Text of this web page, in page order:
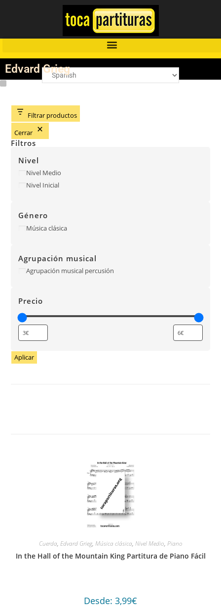
Edvard Grieg
Filtrar productos
Cerrar
Filtros
Nivel
Nivel Medio
Nivel Inicial
Género
Música clásica
Agrupación musical
Agrupación musical percusión
Precio
Aplicar
Cuerda, Edvard Grieg, Música clásica, Nivel Medio, Piano
In the Hall of the Mountain King Partitura de Piano Fácil
Desde: 3,99€